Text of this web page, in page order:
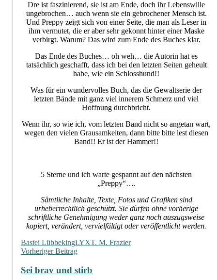
Dre ist faszinierend, sie ist am Ende, doch ihr Lebenswille
ungebrochen… auch wenn sie ein gebrochener Mensch ist.
Und Preppy zeigt sich von einer Seite, die man als Leser in
ihm vermutet, die er aber sehr gekonnt hinter einer Maske
verbirgt. Warum? Das wird zum Ende des Buches klar.
Das Ende des Buches… oh weh… die Autorin hat es
tatsächlich geschafft, dass ich bei den letzten Seiten geheult
habe, wie ein Schlosshund!!
Was für ein wundervolles Buch, das die Gewaltserie der
letzten Bände mit ganz viel innerem Schmerz und viel
Hoffnung durchbricht.
Wenn ihr, so wie ich, vom letzten Band nicht so angetan wart,
wegen den vielen Grausamkeiten, dann bitte bitte lest diesen
Band!! Er ist der Hammer!!
5 Sterne und ich warte gespannt auf den nächsten
„Preppy“….
Sämtliche Inhalte, Texte, Fotos und Grafiken sind
urheberrechtlich geschützt. Sie dürfen ohne vorherige
schriftliche Genehmigung weder ganz noch auszugsweise
kopiert, verändert, vervielfältigt oder veröffentlicht werden.
Bastei LübbekingLYXT. M. Frazier
Beitragsnavigation
Vorheriger Beitrag
Sei brav und stirb